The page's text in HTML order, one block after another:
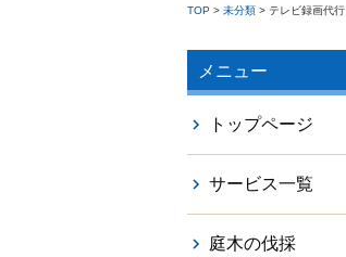
TOP > 未分類 > テレビ録画代行
メニュー
トップページ
サービス一覧
庭木の伐採